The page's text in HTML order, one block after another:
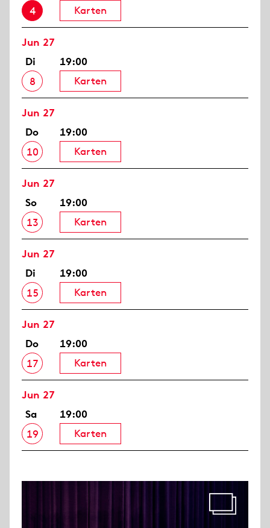
4
Karten
Jun 27
Di
8
19:00
Karten
Jun 27
Do
10
19:00
Karten
Jun 27
So
13
19:00
Karten
Jun 27
Di
15
19:00
Karten
Jun 27
Do
17
19:00
Karten
Jun 27
Sa
19
19:00
Karten